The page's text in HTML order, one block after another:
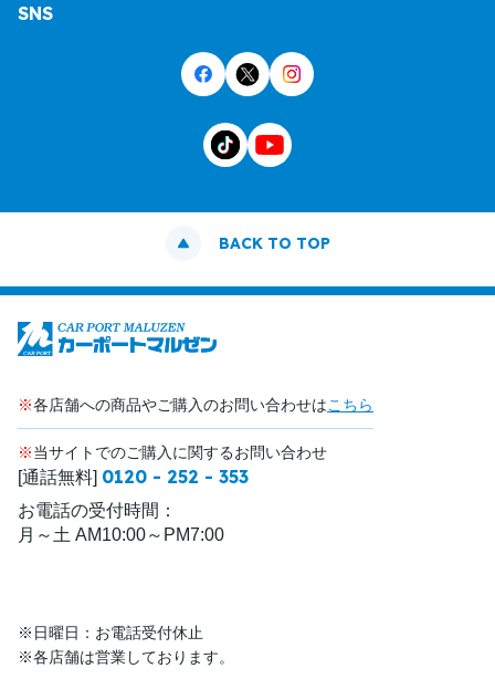
SNS
BACK TO TOP
※各店舗への商品やご購入のお問い合わせはこちら
※当サイトでのご購入に関するお問い合わせ
[通話無料] 0120 - 252 - 353
お電話の受付時間：
月～土 AM10:00～PM7:00
※日曜日：お電話受付休止
※各店舗は営業しております。